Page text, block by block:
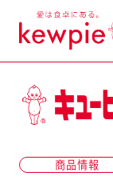
商品情報